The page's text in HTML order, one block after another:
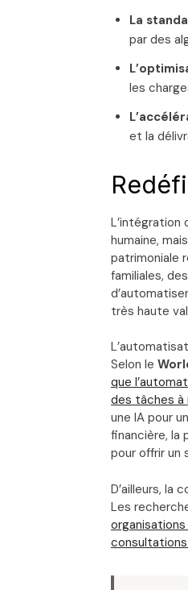
La
par des
les
et la
L’intégration
humaine,
patrimoniale
familiales,
très haute
Selon le
que
des tâches à
une IA pour
financière, la
pour offrir un
D’ailleurs, la
Les